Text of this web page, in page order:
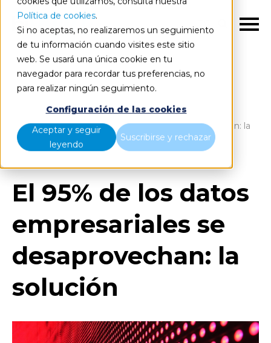
Política de cookies.
Si no aceptas, no realizaremos un seguimiento
de tu información cuando visites este sitio
web. Se usará una única cookie en tu
navegador para recordar tus preferencias, no
para realizar ningún seguimiento.
Configuración de las cookies
Aceptar y seguir
leyendo
Suscribirse y rechazar
ES
El 95% de los datos empresariales se desaprovechan: la
solución
El 95% de los datos
empresariales se
desaprovechan: la
solución